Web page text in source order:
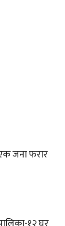
जना फरार